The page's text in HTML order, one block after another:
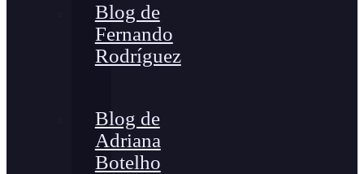
Blog de
Fernando
Rodríguez
Blog de
Adriana
Botelho